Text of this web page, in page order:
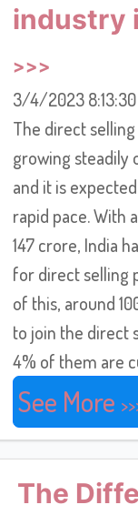
industry
3/4/2023 8:13:30
The direct
growing steadily
and it is
rapid pace. With
147 crore, India
for direct selling
of this, around
to join the direct
4% of them are
See More
The